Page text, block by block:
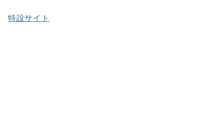
特設サイト